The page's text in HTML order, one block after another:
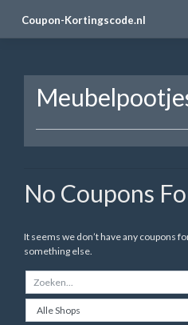
Coupon-Kortingscode.nl
No Coupons
It seems we don’t have any coupons
something else.